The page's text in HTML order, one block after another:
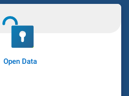
Open Data